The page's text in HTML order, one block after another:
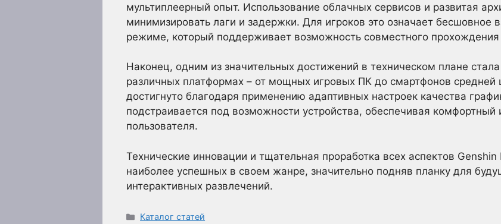
мультиплеерный опыт. Использование облачных сервисов и развитая
минимизировать лаги и задержки. Для игроков это означает бесшовное
режиме, который поддерживает возможность совместного
Наконец, одним из значительных достижений в техническом плане
различных платформах – от мощных игровых ПК до смартфонов средней
достигнуто благодаря применению адаптивных настроек качества
подстраивается под возможности устройства, обеспечивая
пользователя.
Технические инновации и тщательная проработка всех аспектов
наиболее успешных в своем жанре, значительно подняв планку для
интерактивных развлечений.
Рубрики
Каталог статей